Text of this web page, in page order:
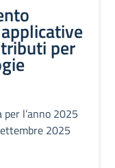
per
l’anno 2025
2025